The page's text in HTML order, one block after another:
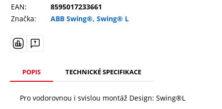
EAN:
8595017233661
Značka:
ABB Swing®, Swing® L
POPIS TECHNICKÉ SPECIFIKACE
Pro vodorovnou i svislou montáž Design: Swing®L